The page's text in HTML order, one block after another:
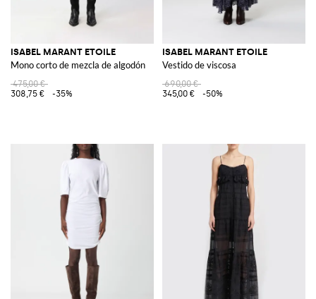
ISABEL MARANT ETOILE
Mono corto de mezcla de algodón
475,00 €
308,75 €
-35%
ISABEL MARANT ETOILE
Vestido de viscosa
690,00 €
345,00 €
-50%